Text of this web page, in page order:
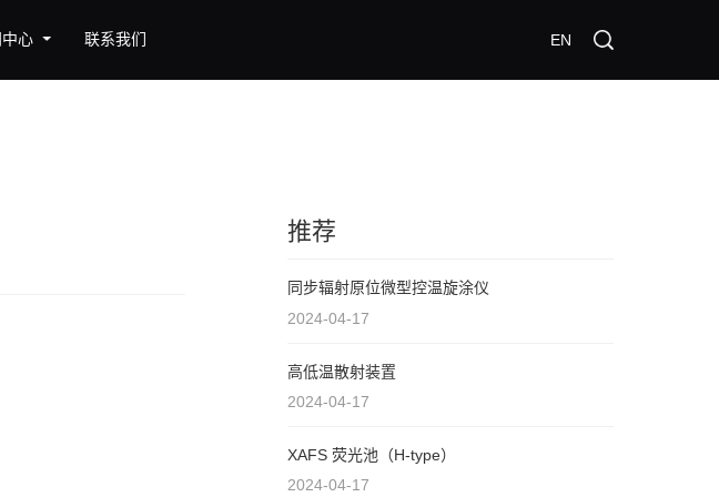
心 联系我们 EN
推荐
同步辐射原位微型控温旋涂仪
2024-04-17
高低温散射装置
2024-04-17
XAFS 荧光池（H-type）
2024-04-17